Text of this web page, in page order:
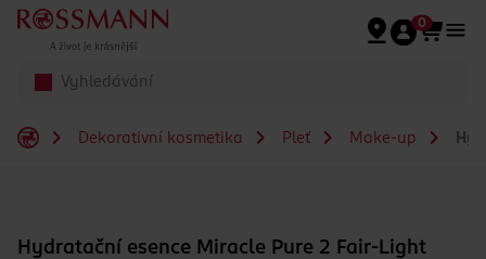
Přeskočit na hlavmní obsah
0
Dekorativní kosmetika Pleť Make-up
Hydratační esence Miracle Pure 2 Fair-Light